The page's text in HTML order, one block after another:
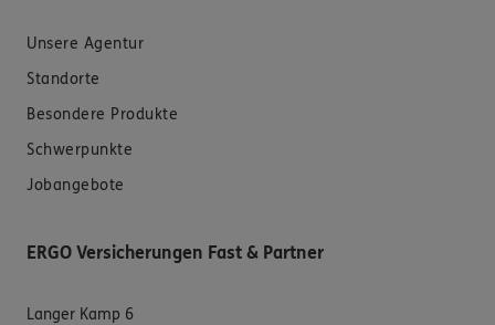
Unsere Agentur
Standorte
Besondere Produkte
Schwerpunkte
Jobangebote
ERGO Versicherungen Fast & Partner
Langer Kamp 6